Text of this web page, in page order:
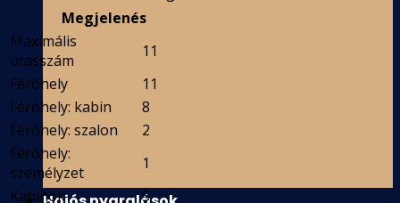
Megjelenés
Maximális
utasszám
11
Férőhely
11
Férőhely: kabin
8
Férőhely: szalon
2
Férőhely:
személyzet
1
Kabinok
5